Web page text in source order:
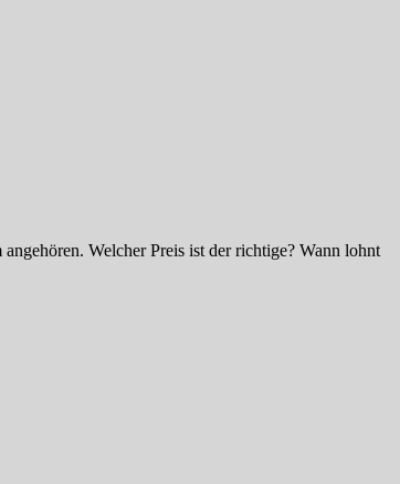
Welcher Preis ist der richtige? Wann lohnt